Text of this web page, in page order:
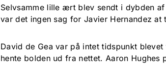
Selvsamme lille ært blev sendt i dybden
var det ingen sag for Javier Hernandez
David de Gea var på intet tidspunkt
hente bolden ud fra nettet. Aaron Hughes